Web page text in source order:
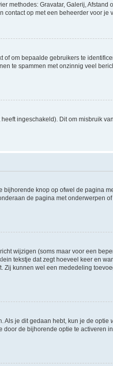
methodes: Gravatar, Galerij,
op met een beheerder voor je
om bepaalde gebruikers te
te spammen met onzinnig veel
ingeschakeld). Dit om misbruik
knop op ofwel de pagina
de pagina met onderwerpen
wijzigen (soms maar voor een
tekstje dat zegt hoeveel keer en
kunnen wel een mededeling
Als je dit gedaan hebt, kun je de optie
de bijhorende optie te activeren